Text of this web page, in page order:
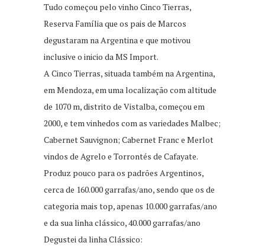
Tudo começou pelo vinho Cinco Tierras,
Reserva Família que os pais de Marcos
degustaram na Argentina e que motivou
inclusive o inicio da MS Import.
A Cinco Tierras, situada também na Argentina,
em Mendoza, em uma localização com altitude
de 1070 m, distrito de Vistalba, começou em
2000, e tem vinhedos com as variedades Malbec;
Cabernet Sauvignon; Cabernet Franc e Merlot
vindos de Agrelo e Torrontés de Cafayate.
Produz pouco para os padrões Argentinos,
cerca de 160.000 garrafas/ano, sendo que os de
categoria mais top, apenas 10.000 garrafas/ano
e da sua linha clássico, 40.000 garrafas/ano
Degustei da linha Clássico: